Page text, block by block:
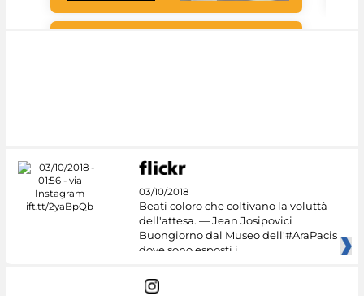
03/10/2018
Beati coloro che coltivano la voluttà
dell'attesa. — Jean Josipovici
Buongiorno dal Museo dell'#AraPacis
dove sono esposti i